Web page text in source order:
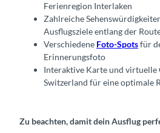
Ferienregion Interlaken
Zahlreiche
Ausflugsziele entlang der
Verschiedene Foto-Spotsfür
Erinnerungsfoto
Interaktive Karte und virtuelle
Switzerland für eine optimale
Zu beachten, damit dein Ausflug